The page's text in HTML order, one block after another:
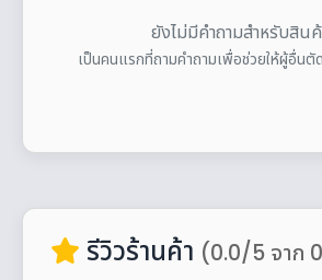
ยังไม่มีคำถามสำหรับสิน
เป็นคนแรกที่ถามคำถามเพื่อช่วยให้ผู้อื่นตั
รีวิวร้านค้า (0.0/5 จาก